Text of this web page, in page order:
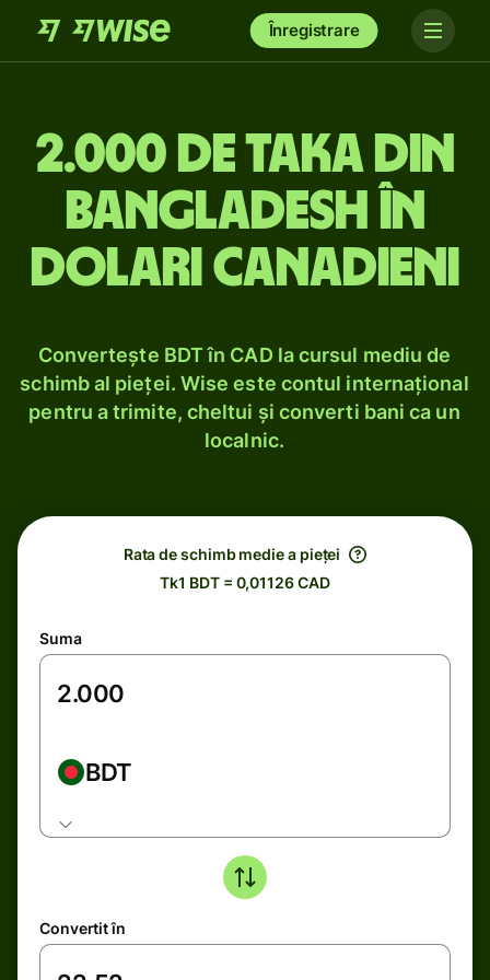
Înregistrare
2.000 de taka din
Bangladesh în
dolari canadieni
Convertește BDT în CAD la cursul mediu de
schimb al pieței. Wise este contul internațional
pentru a trimite, cheltui și converti bani ca un
localnic.
Rata de schimb medie a pieței
Tk1 BDT = 0,01126 CAD
Suma
BDT
Convertit în